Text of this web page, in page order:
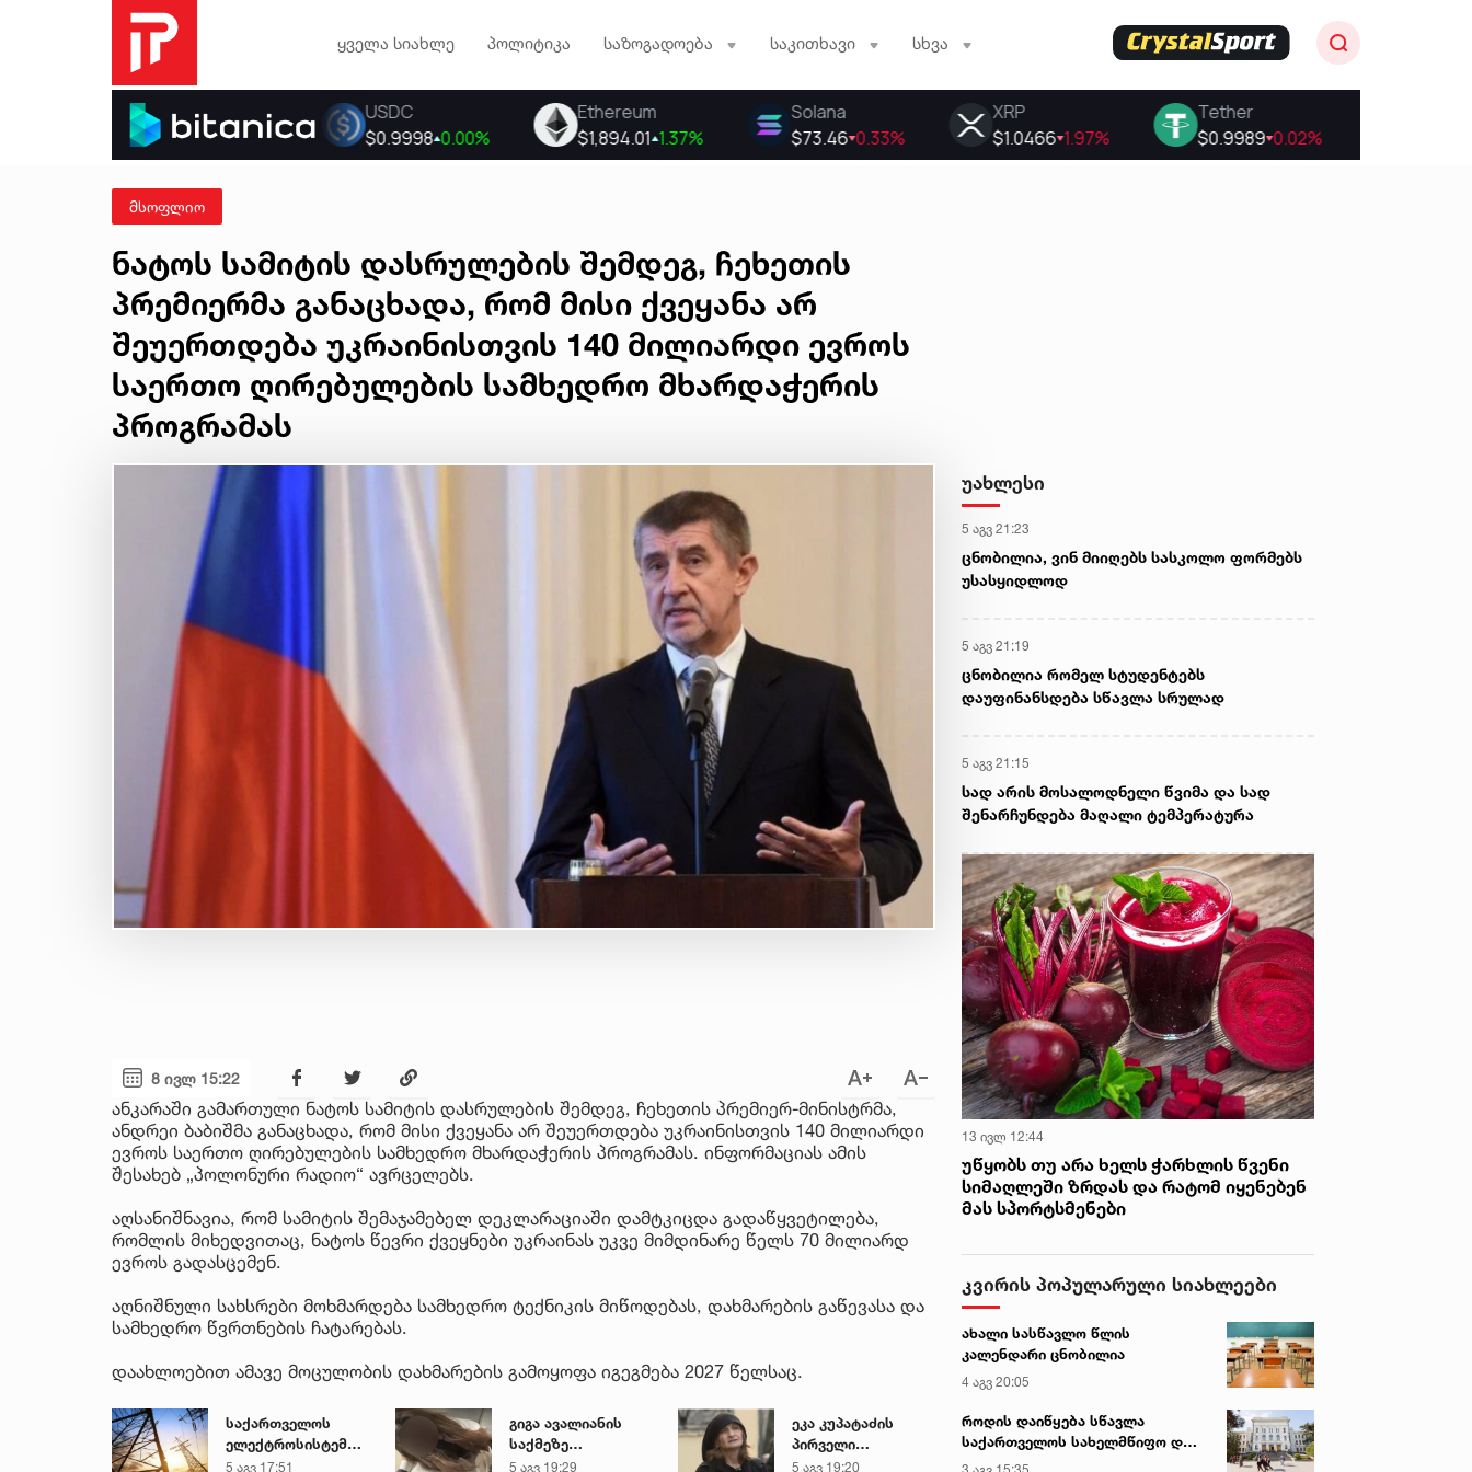
ყველა სიახლე პოლიტიკა საზოგადოება საკითხავი სხვა
მსოფლიო
ნატოს სამიტის დასრულების შემდეგ, ჩეხეთის
პრემიერმა განაცხადა, რომ მისი ქვეყანა არ
შეუერთდება უკრაინისთვის 140 მილიარდი ევროს
საერთო ღირებულების სამხედრო მხარდაჭერის
პროგრამას
8 ივლ 15:22
ანკარაში გამართული ნატოს სამიტის დასრულების შემდეგ, ჩეხეთის პრემიერ-მინისტრმა,
ანდრეი ბაბიშმა განაცხადა, რომ მისი ქვეყანა არ შეუერთდება უკრაინისთვის 140 მილიარდი
ევროს საერთო ღირებულების სამხედრო მხარდაჭერის პროგრამას. ინფორმაციას ამის
შესახებ „პოლონური რადიო“ ავრცელებს.
აღსანიშნავია, რომ სამიტის შემაჯამებელ დეკლარაციაში დამტკიცდა გადაწყვეტილება,
რომლის მიხედვითაც, ნატოს წევრი ქვეყნები უკრაინას უკვე მიმდინარე წელს 70 მილიარდ
ევროს გადასცემენ.
აღნიშნული სახსრები მოხმარდება სამხედრო ტექნიკის მიწოდებას, დახმარების გაწევასა და
სამხედრო წვრთნების ჩატარებას.
დაახლოებით ამავე მოცულობის დახმარების გამოყოფა იგეგმება 2027 წელსაც.
საქართველოს
ელექტროსისტემა
სპეციალურ
5 აგვ 17:51
გიგა ავალიანის
საქმეზე
დაკავებული ნია
5 აგვ 19:29
ეკა კუპატაძის
პირველი
კომენტარი ნია
5 აგვ 19:20
უახლესი
5 აგვ 21:23
ცნობილია, ვინ მიიღებს სასკოლო ფორმებს
უსასყიდლოდ
5 აგვ 21:19
ცნობილია რომელ სტუდენტებს
დაუფინანსდება სწავლა სრულად
5 აგვ 21:15
სად არის მოსალოდნელი წვიმა და სად
შენარჩუნდება მაღალი ტემპერატურა
13 ივლ 12:44
უწყობს თუ არა ხელს ჭარხლის წვენი
სიმაღლეში ზრდას და რატომ იყენებენ
მას სპორტსმენები
კვირის პოპულარული სიახლეები
ახალი სასწავლო წლის
კალენდარი ცნობილია
4 აგვ 20:05
როდის დაიწყება სწავლა
საქართველოს სახელმწიფო და
კერძო უნივერსიტეტებში